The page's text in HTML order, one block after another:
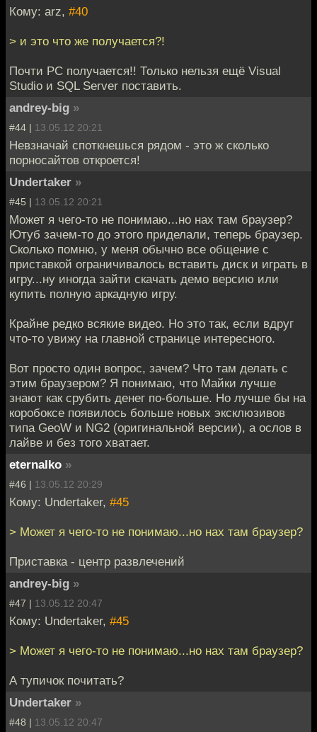
Кому: arz, #40
> и это что же получается?!
Почти PC получается!! Только нельзя ещё Visual
Studio и SQL Server поставить.
andrey-big »
#44 | 13.05.12 20:21
Невзначай споткнешься рядом - это ж сколько
порносайтов откроется!
Undertaker »
#45 | 13.05.12 20:21
Может я чего-то не понимаю...но нах там браузер?
Ютуб зачем-то до этого приделали, теперь браузер.
Сколько помню, у меня обычно все общение с
приставкой ограничивалось вставить диск и играть в
игру...ну иногда зайти скачать демо версию или
купить полную аркадную игру.
Крайне редко всякие видео. Но это так, если вдруг
что-то увижу на главной странице интересного.
Вот просто один вопрос, зачем? Что там делать с
этим браузером? Я понимаю, что Майки лучше
знают как срубить денег по-больше. Но лучше бы на
коробоксе появилось больше новых эксклюзивов
типа GeoW и NG2 (оригинальной версии), а ослов в
лайве и без того хватает.
eternalko »
#46 | 13.05.12 20:29
Кому: Undertaker, #45
> Может я чего-то не понимаю...но нах там браузер?
Приставка - центр развлечений
andrey-big »
#47 | 13.05.12 20:47
Кому: Undertaker, #45
> Может я чего-то не понимаю...но нах там браузер?
А тупичок почитать?
Undertaker »
#48 | 13.05.12 20:47